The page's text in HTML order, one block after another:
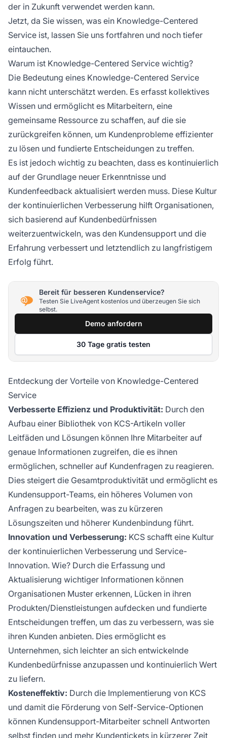
der in Zukunft verwendet werden kann.
Jetzt, da Sie wissen, was ein Knowledge-Centered
Service ist, lassen Sie uns fortfahren und noch tiefer
eintauchen.
Warum ist Knowledge-Centered Service wichtig?
Die Bedeutung eines Knowledge-Centered Service
kann nicht unterschätzt werden. Es erfasst kollektives
Wissen und ermöglicht es Mitarbeitern, eine
gemeinsame Ressource zu schaffen, auf die sie
zurückgreifen können, um Kundenprobleme effizienter
zu lösen und fundierte Entscheidungen zu treffen.
Es ist jedoch wichtig zu beachten, dass es kontinuierlich
auf der Grundlage neuer Erkenntnisse und
Kundenfeedback aktualisiert werden muss. Diese Kultur
der kontinuierlichen Verbesserung hilft Organisationen,
sich basierend auf Kundenbedürfnissen
weiterzuentwickeln, was den Kundensupport und die
Erfahrung verbessert und letztendlich zu langfristigem
Erfolg führt.
Bereit für besseren Kundenservice?
Testen Sie LiveAgent kostenlos und überzeugen Sie sich
selbst.
Demo anfordern
30 Tage gratis testen
Entdeckung der Vorteile von Knowledge-Centered
Service
Verbesserte Effizienz und Produktivität: Durch den
Aufbau einer Bibliothek von KCS-Artikeln voller
Leitfäden und Lösungen können Ihre Mitarbeiter auf
genaue Informationen zugreifen, die es ihnen
ermöglichen, schneller auf Kundenfragen zu reagieren.
Dies steigert die Gesamtproduktivität und ermöglicht es
Kundensupport-Teams, ein höheres Volumen von
Anfragen zu bearbeiten, was zu kürzeren
Lösungszeiten und höherer Kundenbindung führt.
Innovation und Verbesserung: KCS schafft eine Kultur
der kontinuierlichen Verbesserung und Service-
Innovation. Wie? Durch die Erfassung und
Aktualisierung wichtiger Informationen können
Organisationen Muster erkennen, Lücken in ihren
Produkten/Dienstleistungen aufdecken und fundierte
Entscheidungen treffen, um das zu verbessern, was sie
ihren Kunden anbieten. Dies ermöglicht es
Unternehmen, sich leichter an sich entwickelnde
Kundenbedürfnisse anzupassen und kontinuierlich Wert
zu liefern.
Kosteneffektiv: Durch die Implementierung von KCS
und damit die Förderung von Self-Service-Optionen
können Kundensupport-Mitarbeiter schnell Antworten
selbst finden und mehr Kundentickets in kürzerer Zeit